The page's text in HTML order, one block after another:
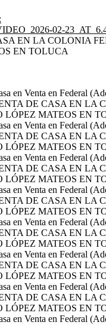
02-
EN LA COLONIA
EN TOLUCA